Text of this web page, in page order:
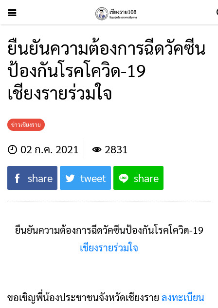
ยืนยันความต้องการฉีดวัคซีน
ป้องกันโรคโควิด-19
เชียงรายร่วมใจ
ข่าวเชียงราย
02 ก.ค. 2021 2831
share tweet share
ยืนยันความต้องการฉีดวัคซีนป้องกันโรคโควิด-19
เชียงรายร่วมใจ
ขอเชิญพี่น้องประชาชนจังหวัดเชียงราย ลงทะเบียน